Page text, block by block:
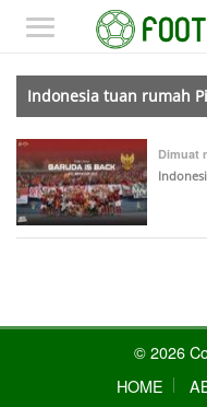
Indonesia tuan rumah
Dimuat
© 2026
HOME